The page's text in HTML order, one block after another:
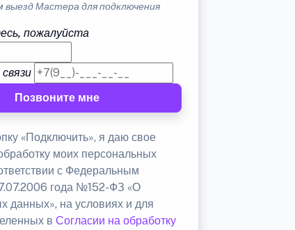
выезд Мастера для подключения
пожалуйста
Позвоните мне
«Подключить», я даю свое
моих персональных
с Федеральным
года №152-ФЗ «О
данных», на условиях и для
вСогласии на обработку